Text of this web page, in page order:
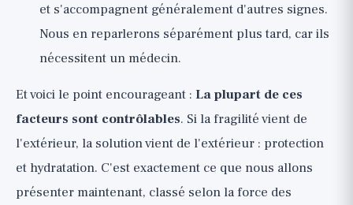
et s'accompagnent généralement d'autres signes.
Nous en reparlerons séparément plus tard, car ils
nécessitent un médecin.
Et voici le point encourageant : La plupart de ces
facteurs sont contrôlables. Si la fragilité vient de
l'extérieur, la solution vient de l'extérieur : protection
et hydratation. C'est exactement ce que nous allons
présenter maintenant, classé selon la force des